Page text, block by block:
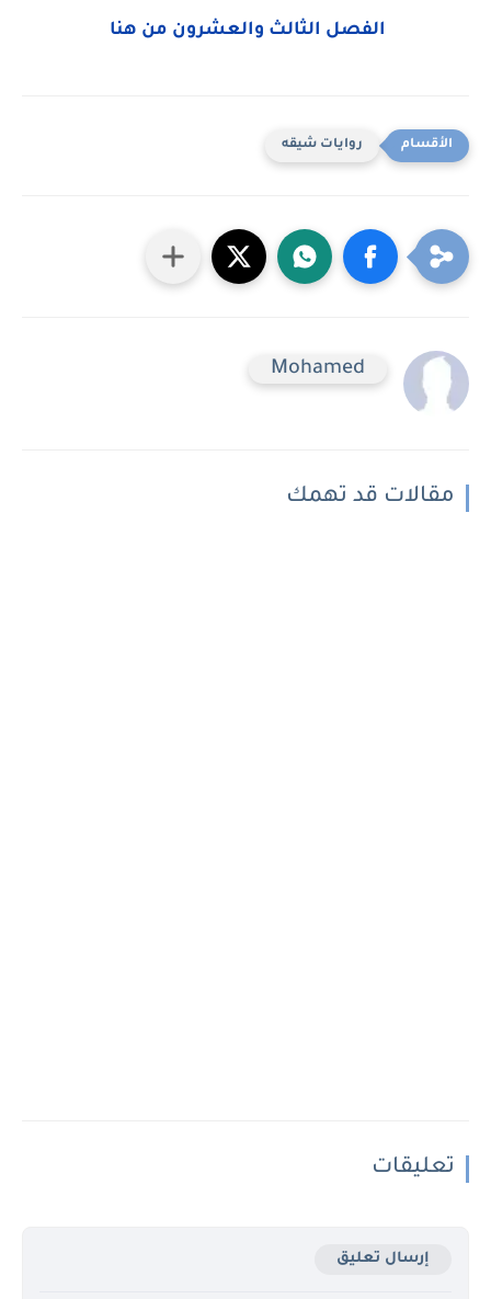
الفصل الثالث والعشرون من هنا
روايات شيقه
Mohamed
مقالات قد تهمك
تعليقات
إرسال تعليق